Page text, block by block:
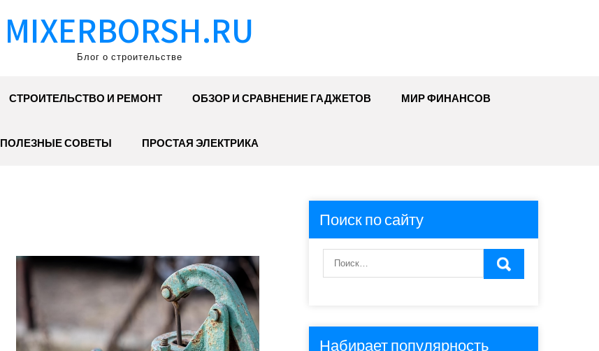
MIXERBORSH.RU
Блог о строительстве
СТРОИТЕЛЬСТВО И РЕМОНТ ОБЗОР И СРАВНЕНИЕ ГАДЖЕТОВ МИР ФИНАНСОВ
ПОЛЕЗНЫЕ СОВЕТЫ ПРОСТАЯ ЭЛЕКТРИКА
Поиск по сайту
Набирает популярность